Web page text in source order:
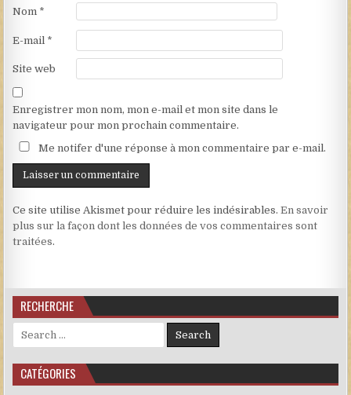
Nom *
E-mail *
Site web
Enregistrer mon nom, mon e-mail et mon site dans le
navigateur pour mon prochain commentaire.
Me notifer d'une réponse à mon commentaire par e-mail.
Ce site utilise Akismet pour réduire les indésirables.En savoir
plus sur la façon dont les données de vos commentaires sont
traitées.
RECHERCHE
Search for:
CATÉGORIES